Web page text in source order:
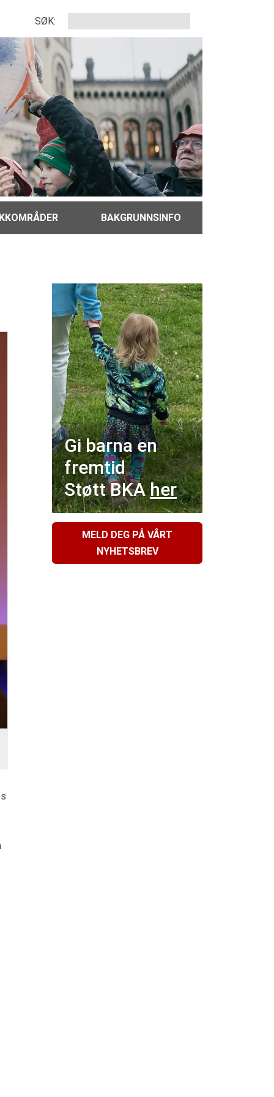
SØK:
BAKGRUNNSINFO
Gi barna en
fremtid
Støtt BKAher
MELD DEG PÅ VÅRT
NYHETSBREV